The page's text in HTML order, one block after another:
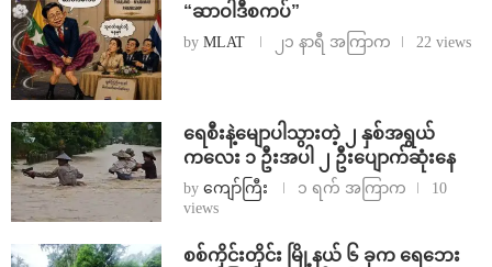
“ဆာဝါဒီစကပ်”
by MLAT ၂၁ နာရီ အကြာက 22 views
ရေစီးနဲ့မျောပါသွားတဲ့ ၂ နှစ်အရွယ်
ကလေး ၁ ဦးအပါ ၂ ဦးပျောက်ဆုံးနေ
by ကျော်ကြီး ၁ ရက် အကြာက
10
views
စစ်ကိုင်းတိုင်း မြို့နယ် ၆ ခုက ရေဘေး